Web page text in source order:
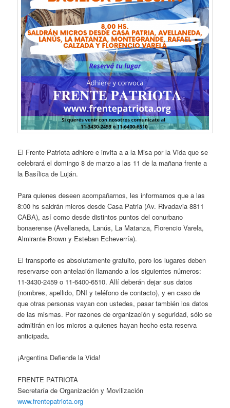
El Frente Patriota adhiere e invita a a la Misa por la Vida que se
celebrará el domingo 8 de marzo a las 11 de la mañana frente a
la Basílica de Luján.
Para quienes deseen acompañarnos, les informamos que a las
8:00 hs saldrán micros desde Casa Patria (Av. Rivadavia 8811
CABA), así como desde distintos puntos del conurbano
bonaerense (Avellaneda, Lanús, La Matanza, Florencio Varela,
Almirante Brown y Esteban Echeverría).
El transporte es absolutamente gratuito, pero los lugares deben
reservarse con antelación llamando a los siguientes números:
11-3430-2459 o 11-6400-6510. Allí deberán dejar sus datos
(nombres, apellido, DNI y teléfono de contacto), y en caso de
que otras personas vayan con ustedes, pasar también los datos
de las mismas. Por razones de organización y seguridad, sólo se
admitirán en los micros a quienes hayan hecho esta reserva
anticipada.
¡Argentina Defiende la Vida!
FRENTE PATRIOTA
Secretaría de Organización y Movilización
www.frentepatriota.org